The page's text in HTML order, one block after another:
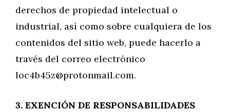
derechos de propiedad intelectual o
industrial, así como sobre cualquiera de los
contenidos del sitio web, puede hacerlo a
través del correo electrónico
loc4b45z@protonmail.com.
3. EXENCIÓN DE RESPONSABILIDADES